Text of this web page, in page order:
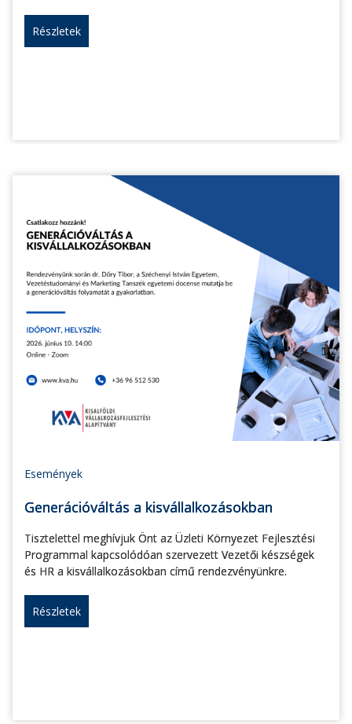
Részletek
Események
Generációváltás a kisvállalkozásokban
Tisztelettel meghívjuk Önt az Üzleti Környezet Fejlesztési
Programmal kapcsolódóan szervezett Vezetői készségek
és HR a kisvállalkozásokban című rendezvényünkre.
Részletek